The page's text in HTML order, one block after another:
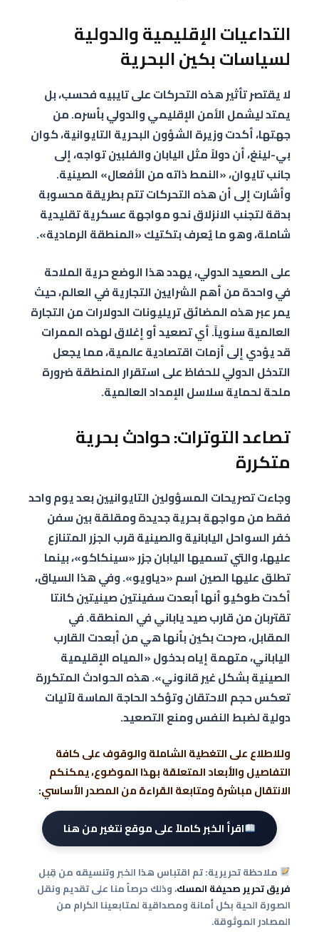
التداعيات الإقليمية والدولية
لسياسات بكين البحرية
لا يقتصر تأثير هذه التحركات على تايبيه فحسب، بل
يمتد ليشمل الأمن الإقليمي والدولي بأسره. من
جهتها، أكدت وزيرة الشؤون البحرية التايوانية، كوان
بي-لينغ، أن دولاً مثل اليابان والفلبين تواجه، إلى
جانب تايوان، «النمط ذاته من الأفعال» الصينية.
وأشارت إلى أن هذه التحركات تتم بطريقة محسوبة
بدقة لتجنب الانزلاق نحو مواجهة عسكرية تقليدية
شاملة، وهو ما يُعرف بتكتيك «المنطقة الرمادية».
على الصعيد الدولي، يهدد هذا الوضع حرية الملاحة
في واحدة من أهم الشرايين التجارية في العالم، حيث
يمر عبر هذه المضائق تريليونات الدولارات من التجارة
العالمية سنوياً. أي تصعيد أو إغلاق لهذه الممرات
قد يؤدي إلى أزمات اقتصادية عالمية، مما يجعل
التدخل الدولي للحفاظ على استقرار المنطقة ضرورة
ملحة لحماية سلاسل الإمداد العالمية.
تصاعد التوترات: حوادث بحرية
متكررة
وجاءت تصريحات المسؤولين التايوانيين بعد يوم واحد
فقط من مواجهة بحرية جديدة ومقلقة بين سفن
خفر السواحل اليابانية والصينية قرب الجزر المتنازع
عليها، والتي تسميها اليابان جزر «سينكاكو»، بينما
تطلق عليها الصين اسم «دياويو». وفي هذا السياق،
أكدت طوكيو أنها أبعدت سفينتين صينيتين كانتا
تقتربان من قارب صيد ياباني في المنطقة. في
المقابل، صرحت بكين بأنها هي من أبعدت القارب
الياباني، متهمة إياه بدخول «المياه الإقليمية
الصينية بشكل غير قانوني». هذه الحوادث المتكررة
تعكس حجم الاحتقان وتؤكد الحاجة الماسة لآليات
دولية لضبط النفس ومنع التصعيد.
وللاطلاع على التغطية الشاملة والوقوف على كافة
التفاصيل والأبعاد المتعلقة بهذا الموضوع، يمكنكم
الانتقال مباشرة ومتابعة القراءة من المصدر الأساسي:
اقرأ الخبر كاملاً على موقع نتغير من هنا
ملاحظة تحريرية:تم اقتباس هذا الخبر وتنسيقه من قِبل
فريق تحرير صحيفة المسك، وذلك حرصاً منا على تقديم ونقل
الصورة الحية بكل أمانة ومصداقية لمتابعينا الكرام من
المصادر الموثوقة.